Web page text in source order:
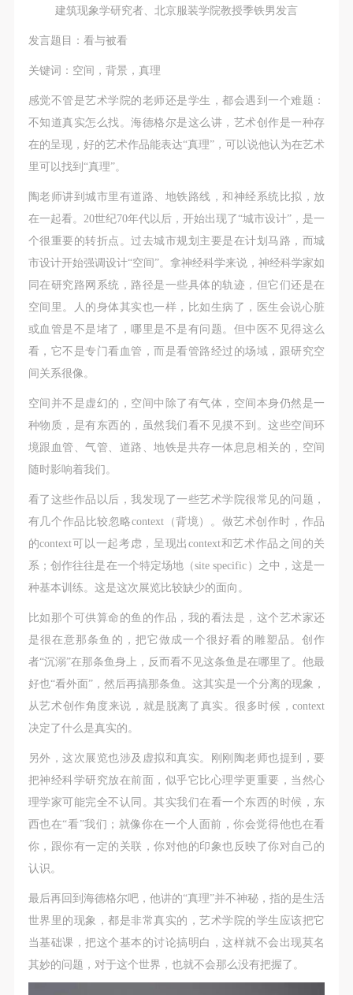
建筑现象学研究者、北京服装学院教授季铁男发言
发言题目：看与被看
关键词：空间，背景，真理
感觉不管是艺术学院的老师还是学生，都会遇到一个难题：
不知道真实怎么找。海德格尔是这么讲，艺术创作是一种存
在的呈现，好的艺术作品能表达“真理”，可以说他认为在艺术
里可以找到“真理”。
陶老师讲到城市里有道路、地铁路线，和神经系统比拟，放
在一起看。20世纪70年代以后，开始出现了“城市设计”，是一
个很重要的转折点。过去城市规划主要是在计划马路，而城
市设计开始强调设计“空间”。拿神经科学来说，神经科学家如
同在研究路网系统，路径是一些具体的轨迹，但它们还是在
空间里。人的身体其实也一样，比如生病了，医生会说心脏
或血管是不是堵了，哪里是不是有问题。但中医不见得这么
看，它不是专门看血管，而是看管路经过的场域，跟研究空
间关系很像。
空间并不是虚幻的，空间中除了有气体，空间本身仍然是一
种物质，是有东西的，虽然我们看不见摸不到。这些空间环
境跟血管、气管、道路、地铁是共存一体息息相关的，空间
随时影响着我们。
看了这些作品以后，我发现了一些艺术学院很常见的问题，
有几个作品比较忽略context（背境）。做艺术创作时，作品
的context可以一起考虑，呈现出context和艺术作品之间的关
系；创作往往是在一个特定场地（site specific）之中，这是一
种基本训练。这是这次展览比较缺少的面向。
比如那个可供算命的鱼的作品，我的看法是，这个艺术家还
是很在意那条鱼的，把它做成一个很好看的雕塑品。创作
者“沉溺”在那条鱼身上，反而看不见这条鱼是在哪里了。他最
好也“看外面”，然后再搞那条鱼。这其实是一个分离的现象，
从艺术创作角度来说，就是脱离了真实。很多时候，context
决定了什么是真实的。
另外，这次展览也涉及虚拟和真实。刚刚陶老师也提到，要
把神经科学研究放在前面，似乎它比心理学更重要，当然心
理学家可能完全不认同。其实我们在看一个东西的时候，东
西也在“看”我们；就像你在一个人面前，你会觉得他也在看
你，跟你有一定的关联，你对他的印象也反映了你对自己的
认识。
最后再回到海德格尔吧，他讲的“真理”并不神秘，指的是生活
世界里的现象，都是非常真实的，艺术学院的学生应该把它
当基础课，把这个基本的讨论搞明白，这样就不会出现莫名
其妙的问题，对于这个世界，也就不会那么没有把握了。